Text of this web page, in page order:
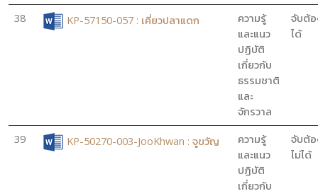
38 KP-57150-057 : เคี่ยวปลาแดก
ความรู้
และแนว
ปฏิบัติ
เกี่ยวกับ
ธรรมชาติ
และ
จักรวาล
จับต้
ได้
39 KP-50270-003-JooKhwan : จูขวัญ
ความรู้
และแนว
ปฏิบัติ
เกี่ยวกับ
จับต้
ไม่ได้